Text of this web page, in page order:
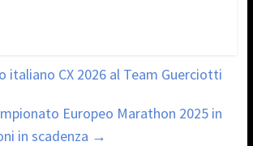
italiano CX 2026 al Team Guerciotti
Europeo Marathon 2025 in
in scadenza →